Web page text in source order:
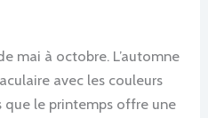
mai à octobre. L’automne
avec les couleurs
le printemps offre une